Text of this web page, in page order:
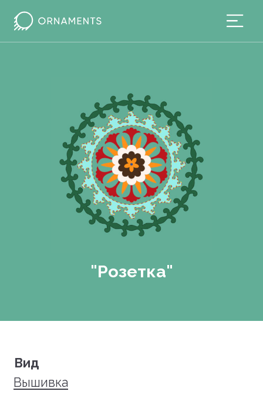
"Розетка"
Вид
Вышивка